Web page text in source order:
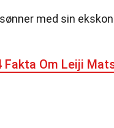
med sin
Fakta Om Leiji